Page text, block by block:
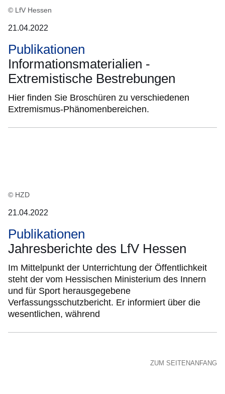
© LfV Hessen
21.04.2022
Publikationen
Informationsmaterialien -
Extremistische Bestrebungen
Hier finden Sie Broschüren zu verschiedenen
Extremismus-Phänomenbereichen.
© HZD
21.04.2022
Publikationen
Jahresberichte des LfV Hessen
Im Mittelpunkt der Unterrichtung der Öffentlichkeit
steht der vom Hessischen Ministerium des Innern
und für Sport herausgegebene
Verfassungsschutzbericht. Er informiert über die
wesentlichen, während
ZUM SEITENANFANG